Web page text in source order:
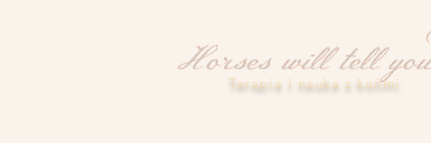
Terapia i nauka z końmi